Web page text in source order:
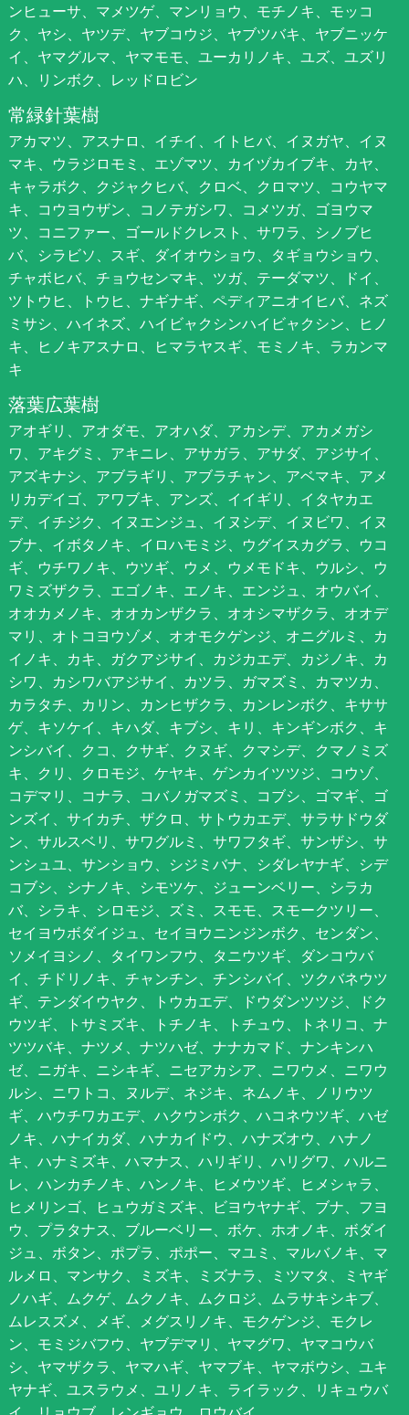
ンヒューサ、マメツゲ、マンリョウ、モチノキ、モッコ
ク、ヤシ、ヤツデ、ヤブコウジ、ヤブツバキ、ヤブニッケ
イ、ヤマグルマ、ヤマモモ、ユーカリノキ、ユズ、ユズリ
ハ、リンボク、レッドロビン
常緑針葉樹
アカマツ、アスナロ、イチイ、イトヒバ、イヌガヤ、イヌ
マキ、ウラジロモミ、エゾマツ、カイヅカイブキ、カヤ、
キャラボク、クジャクヒバ、クロベ、クロマツ、コウヤマ
キ、コウヨウザン、コノテガシワ、コメツガ、ゴヨウマ
ツ、コニファー、ゴールドクレスト、サワラ、シノブヒ
バ、シラビソ、スギ、ダイオウショウ、タギョウショウ、
チャボヒバ、チョウセンマキ、ツガ、テーダマツ、ドイ、
ツトウヒ、トウヒ、ナギナギ、ペディアニオイヒバ、ネズ
ミサシ、ハイネズ、ハイビャクシンハイビャクシン、ヒノ
キ、ヒノキアスナロ、ヒマラヤスギ、モミノキ、ラカンマ
キ
落葉広葉樹
アオギリ、アオダモ、アオハダ、アカシデ、アカメガシ
ワ、アキグミ、アキニレ、アサガラ、アサダ、アジサイ、
アズキナシ、アブラギリ、アブラチャン、アベマキ、アメ
リカデイゴ、アワブキ、アンズ、イイギリ、イタヤカエ
デ、イチジク、イヌエンジュ、イヌシデ、イヌビワ、イヌ
ブナ、イボタノキ、イロハモミジ、ウグイスカグラ、ウコ
ギ、ウチワノキ、ウツギ、ウメ、ウメモドキ、ウルシ、ウ
ワミズザクラ、エゴノキ、エノキ、エンジュ、オウバイ、
オオカメノキ、オオカンザクラ、オオシマザクラ、オオデ
マリ、オトコヨウゾメ、オオモクゲンジ、オニグルミ、カ
イノキ、カキ、ガクアジサイ、カジカエデ、カジノキ、カ
シワ、カシワバアジサイ、カツラ、ガマズミ、カマツカ、
カラタチ、カリン、カンヒザクラ、カンレンボク、キササ
ゲ、キソケイ、キハダ、キブシ、キリ、キンギンボク、キ
ンシバイ、クコ、クサギ、クヌギ、クマシデ、クマノミズ
キ、クリ、クロモジ、ケヤキ、ゲンカイツツジ、コウゾ、
コデマリ、コナラ、コバノガマズミ、コブシ、ゴマギ、ゴ
ンズイ、サイカチ、ザクロ、サトウカエデ、サラサドウダ
ン、サルスベリ、サワグルミ、サワフタギ、サンザシ、サ
ンシュユ、サンショウ、シジミバナ、シダレヤナギ、シデ
コブシ、シナノキ、シモツケ、ジューンベリー、シラカ
バ、シラキ、シロモジ、ズミ、スモモ、スモークツリー、
セイヨウボダイジュ、セイヨウニンジンボク、センダン、
ソメイヨシノ、タイワンフウ、タニウツギ、ダンコウバ
イ、チドリノキ、チャンチン、チンシバイ、ツクバネウツ
ギ、テンダイウヤク、トウカエデ、ドウダンツツジ、ドク
ウツギ、トサミズキ、トチノキ、トチュウ、トネリコ、ナ
ツツバキ、ナツメ、ナツハゼ、ナナカマド、ナンキンハ
ゼ、ニガキ、ニシキギ、ニセアカシア、ニワウメ、ニワウ
ルシ、ニワトコ、ヌルデ、ネジキ、ネムノキ、ノリウツ
ギ、ハウチワカエデ、ハクウンボク、ハコネウツギ、ハゼ
ノキ、ハナイカダ、ハナカイドウ、ハナズオウ、ハナノ
キ、ハナミズキ、ハマナス、ハリギリ、ハリグワ、ハルニ
レ、ハンカチノキ、ハンノキ、ヒメウツギ、ヒメシャラ、
ヒメリンゴ、ヒュウガミズキ、ビヨウヤナギ、ブナ、フヨ
ウ、プラタナス、ブルーベリー、ボケ、ホオノキ、ボダイ
ジュ、ボタン、ポプラ、ポポー、マユミ、マルバノキ、マ
ルメロ、マンサク、ミズキ、ミズナラ、ミツマタ、ミヤギ
ノハギ、ムクゲ、ムクノキ、ムクロジ、ムラサキシキブ、
ムレスズメ、メギ、メグスリノキ、モクゲンジ、モクレ
ン、モミジバフウ、ヤブデマリ、ヤマグワ、ヤマコウバ
シ、ヤマザクラ、ヤマハギ、ヤマブキ、ヤマボウシ、ユキ
ヤナギ、ユスラウメ、ユリノキ、ライラック、リキュウバ